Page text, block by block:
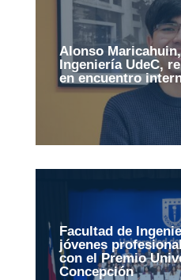
Alonso
Ingeniería UdeC,
en encuentro
Facultad de
jóvenes
con el Premio
Concepción